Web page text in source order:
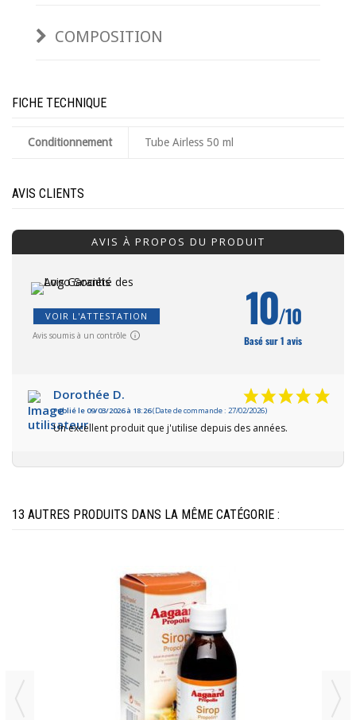
COMPOSITION
FICHE TECHNIQUE
Conditionnement Tube Airless 50 ml
AVIS CLIENTS
AVIS À PROPOS DU PRODUIT
VOIR L'ATTESTATION
Avis soumis à un contrôle 10/10
Basé sur 1 avis
Dorothée D.
Publié le 09/03/2026 à 18:26(Date de commande : 27/02/2026)
Un excellent produit que j'utilise depuis des années.
13 AUTRES PRODUITS DANS LA MÊME CATÉGORIE :